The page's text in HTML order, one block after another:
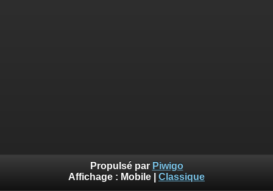
Propulsé par Piwigo
Affichage : Mobile Classique